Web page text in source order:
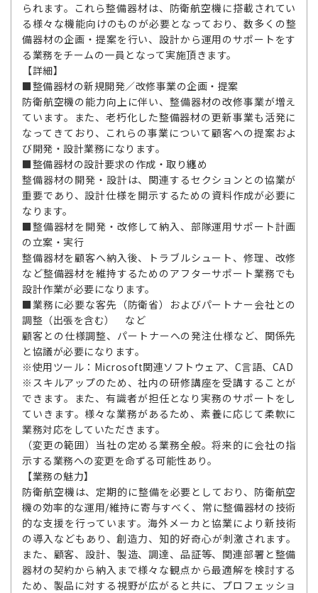
られます。これら整備器材は、防衛航空機に搭載されてい
る様々な機能向けのものが必要となっており、数多くの整
備器材の企画・提案を行い、設計から運用のサポートをす
る業務をチームの一員となって実施頂きます。
【詳細】
■整備器材の新規開発／改修事業の企画・提案
防衛航空機の能力向上に伴い、整備器材の改修事業が増え
ています。また、老朽化した整備器材の更新事業も活発に
なってきており、これらの事業について顧客への提案およ
び開発・設計業務になります。
■整備器材の設計要求の作成・取り纏め
整備器材の開発・設計は、関連するセクションとの協業が
重要であり、設計仕様を開示するための資料作成が必要に
なります。
■整備器材を開発・改修して納入、部隊運用サポート計画
の立案・実行
整備器材を顧客へ納入後、トラブルシュート、修理、改修
など整備器材を維持するためのアフターサポート業務でも
設計作業が必要になります。
■業務に必要な客先（防衛省）およびパートナー会社との
調整（出張を含む） など
顧客との仕様調整、パートナーへの発注仕様など、関係先
と協議が必要になります。
※使用ツール：Microsoft関連ソフトウェア、C言語、CAD
※スキルアップのため、社内の研修講座を受講することが
できます。また、有識者が担任となり実務のサポートをし
ていきます。様々な業務があるため、素養に応じて柔軟に
業務対応をしていただきます。
（変更の範囲）当社の定める業務全般。将来的に会社の指
示する業務への変更を命ずる可能性あり。
【業務の魅力】
防衛航空機は、定期的に整備を必要としており、防衛航空
機の効率的な運用/維持に寄与すべく、常に整備器材の技術
的な支援を行っています。海外メーカと協業により新技術
の導入などもあり、創造力、知的好奇心が刺激されます。
また、顧客、設計、製造、調達、品証等、関連部署と整備
器材の契約から納入まで様々な観点から最適解を検討する
ため、製品に対する視野が広がると共に、プロフェッショ